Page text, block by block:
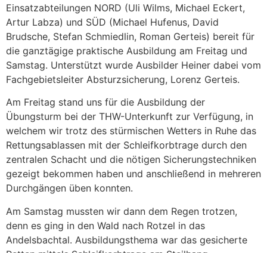
Einsatzabteilungen NORD (Uli Wilms, Michael Eckert,
Artur Labza) und SÜD (Michael Hufenus, David
Brudsche, Stefan Schmiedlin, Roman Gerteis) bereit für
die ganztägige praktische Ausbildung am Freitag und
Samstag. Unterstützt wurde Ausbilder Heiner dabei vom
Fachgebietsleiter Absturzsicherung, Lorenz Gerteis.
Am Freitag stand uns für die Ausbildung der
Übungsturm bei der THW-Unterkunft zur Verfügung, in
welchem wir trotz des stürmischen Wetters in Ruhe das
Rettungsablassen mit der Schleifkorbtrage durch den
zentralen Schacht und die nötigen Sicherungstechniken
gezeigt bekommen haben und anschließend in mehreren
Durchgängen üben konnten.
Am Samstag mussten wir dann dem Regen trotzen,
denn es ging in den Wald nach Rotzel in das
Andelsbachtal. Ausbildungsthema war das gesicherte